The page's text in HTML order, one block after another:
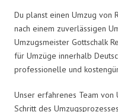
Du planst einen Umzug von
nach einem zuverlässigen
Umzugsmeister Gottschalk
für Umzüge innerhalb
professionelle und
Unser erfahrenes Team
Schritt des